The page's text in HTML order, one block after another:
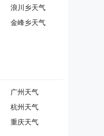
浪川乡天气
金峰乡天气
广州天气
杭州天气
重庆天气